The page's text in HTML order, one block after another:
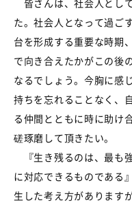
皆さんは、社会人とし
た。社会人となって過ご
台を形成する重要な時期
で向き合えたかがこの後
なるでしょう。今胸に感
持ちを忘れることなく、
る仲間とともに時に助け
磋琢磨して頂きたい。
『生き残るのは、最も
に対応できるものである
生した考え方があります